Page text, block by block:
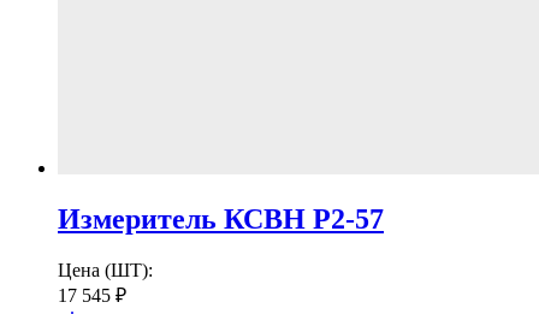
Измеритель КСВН Р2-57
Цена (ШТ):
17 545 ₽